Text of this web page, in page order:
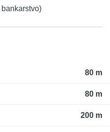
80 m
80 m
200 m